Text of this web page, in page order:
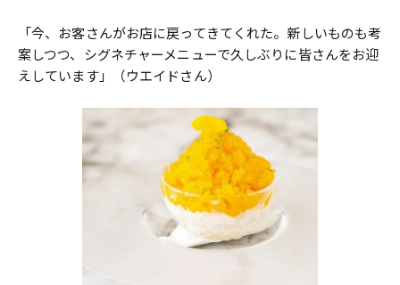
「今、お客さんがお店に戻ってきてくれた。新しいものも考
案しつつ、シグネチャーメニューで久しぶりに皆さんをお迎
えしています」（ウエイドさん）